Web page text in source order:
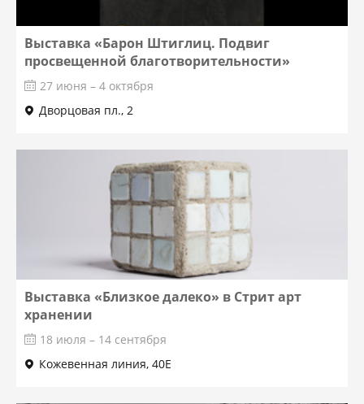
Выставка «Барон Штиглиц. Подвиг
просвещенной благотворительности»
27 июня – 4 октября
Дворцовая пл., 2
Выставка «Близкое далеко» в Стрит арт
хранении
18 июля – 14 сентября
Кожевенная линия, 40Е